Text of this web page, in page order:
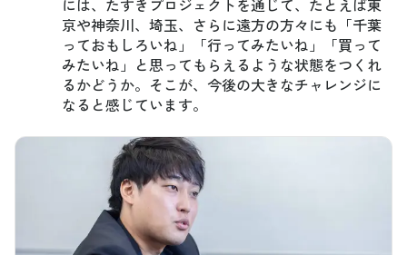
には、たすきプロジェクトを通じて、たとえば東
京や神奈川、埼玉、さらに遠方の方々にも「千葉
っておもしろいね」「行ってみたいね」「買って
みたいね」と思ってもらえるような状態をつくれ
るかどうか。そこが、今後の大きなチャレンジに
なると感じています。